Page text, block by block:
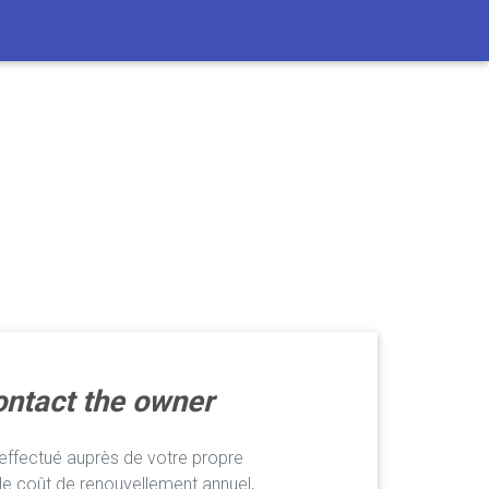
the owner
auprès de votre propre
coût de renouvellement annuel,